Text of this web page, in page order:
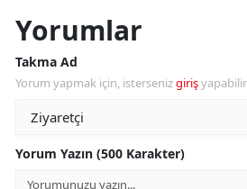
Yorumlar
Takma Ad
Yorum yapmak için, istersenizgiriş
Yorum Yazın (500 Karakter)